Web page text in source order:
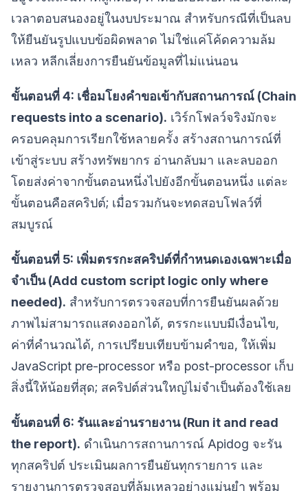
เวลาตอบสนองอยู่ในงบประมาณ สำหรับกรณีที่เป็นลบ
ให้ยืนยันรูปแบบข้อผิดพลาด ไม่ใช่แค่โค้ดความล้ม
เหลว หลีกเลี่ยงการยืนยันข้อมูลที่ไม่แน่นอน
ขั้นตอนที่ 4: เชื่อมโยงคำขอเข้ากับสถานการณ์ (Chain
requests into a scenario). เวิร์กโฟลว์จริงมักจะ
ครอบคลุมการเรียกใช้หลายครั้ง สร้างสถานการณ์ที่
เข้าสู่ระบบ สร้างทรัพยากร อ่านกลับมา และลบออก
โดยส่งค่าจากขั้นตอนหนึ่งไปยังอีกขั้นตอนหนึ่ง แต่ละ
ขั้นตอนคือสคริปต์; เมื่อรวมกันจะทดสอบโฟลว์ที่
สมบูรณ์
ขั้นตอนที่ 5: เพิ่มตรรกะสคริปต์ที่กำหนดเองเฉพาะเมื่อ
จำเป็น (Add custom script logic only where
needed). สำหรับการตรวจสอบที่การยืนยันผลด้วย
ภาพไม่สามารถแสดงออกได้, ตรรกะแบบมีเงื่อนไข,
ค่าที่คำนวณได้, การเปรียบเทียบข้ามคำขอ, ให้เพิ่ม
JavaScript pre-processor หรือ post-processor เก็บ
สิ่งนี้ให้น้อยที่สุด; สคริปต์ส่วนใหญ่ไม่จำเป็นต้องใช้เลย
ขั้นตอนที่ 6: รันและอ่านรายงาน (Run it and read
the report). ดำเนินการสถานการณ์ Apidog จะรัน
ทุกสคริปต์ ประเมินผลการยืนยันทุกรายการ และ
รายงานการตรวจสอบที่ล้มเหลวอย่างแม่นยำ พร้อม